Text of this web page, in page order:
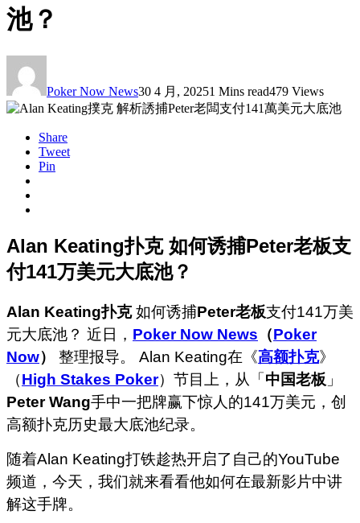
池？
Poker Now News30 4 月, 20251 Mins read479 Views
Share
Tweet
Pin
Alan Keating扑克 如何诱捕Peter老板支
付141万美元大底池？
Alan Keating扑克如何诱捕Peter老板支付141万美
元大底池？ 近日， Poker Now News （Poker
Now） 整理报导。 Alan Keating在《高额扑克》
（High Stakes Poker）节目上，从「中国老板 」
Peter Wang手中一把牌赢下惊人的141万美元，创
高额扑克历史最大底池纪录。
随着Alan Keating打铁趁热开启了自己的YouTube
频道，今天，我们就来看看他如何在最新影片中讲
解这手牌。